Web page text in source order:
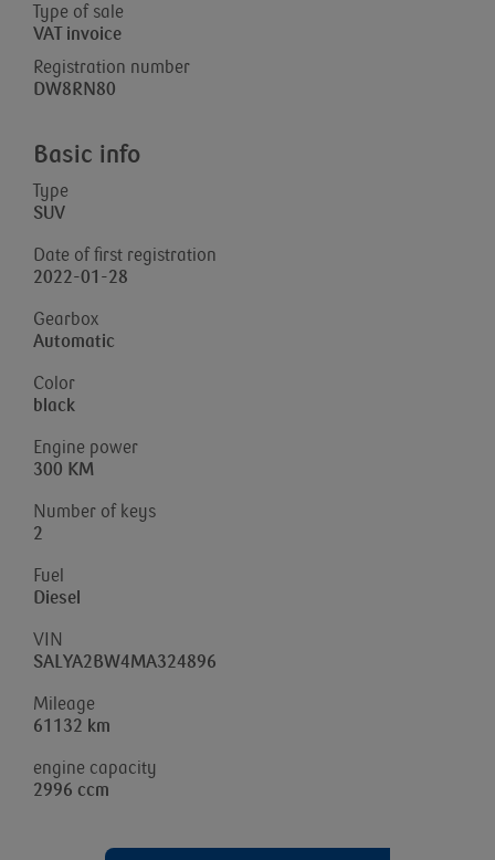
Type of sale
VAT invoice
Registration number
DW8RN80
Basic info
Type
SUV
Date of first registration
2022-01-28
Gearbox
Automatic
Color
black
Engine power
300 KM
Number of keys
2
Fuel
Diesel
VIN
SALYA2BW4MA324896
Mileage
61132 km
engine capacity
2996 ccm